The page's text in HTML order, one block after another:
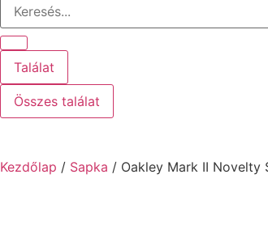
Találat
Összes találat
Kezdőlap / Sapka / Oakley Mark II Novelty